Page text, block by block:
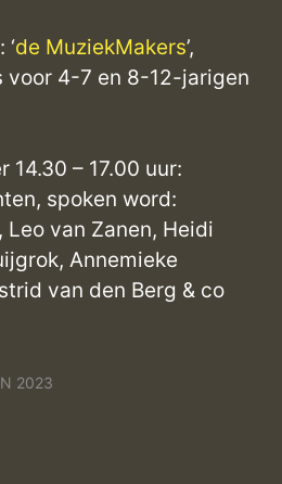
de MuziekMakers’,
voor 4-7 en 8-12-jarigen
14.30 – 17.00 uur:
spoken word:
Leo van Zanen, Heidi
Annemieke
van den Berg & co
2023